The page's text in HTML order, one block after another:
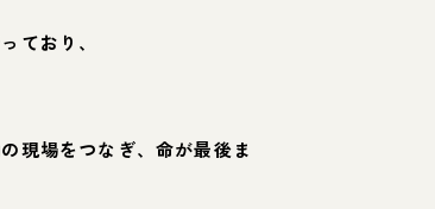
ており、
現場をつなぎ、命が最後ま